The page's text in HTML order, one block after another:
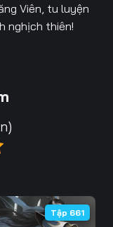
Viên, tu luyện
nghịch thiên!
Tập 661